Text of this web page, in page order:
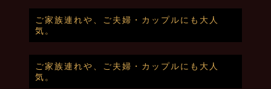
ご家族連れや、ご夫婦・カップルにも大人
気。
ご家族連れや、ご夫婦・カップルにも大人
気。